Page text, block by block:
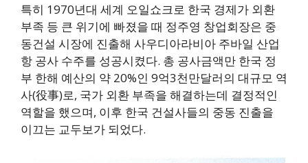
특히 1970년대 세계 오일쇼크로 한국 경제가 외환
부족 등 큰 위기에 빠졌을 때 정주영 창업회장은 중
동건설 시장에 진출해 사우디아라비아 주바일 산업
항 공사 수주를 성공시켰다. 총 공사금액만 한국 정
부 한해 예산의 약 20%인 9억3천만달러의 대규모 역
사(役事)로, 국가 외환 부족을 해결하는데 결정적인
역할을 했으며, 이후 한국 건설사들의 중동 진출을
이끄는 교두보가 되었다.